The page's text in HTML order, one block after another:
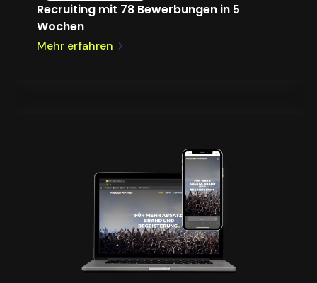
Recruiting mit 78 Bewerbungen in 5
Wochen
Mehr erfahren